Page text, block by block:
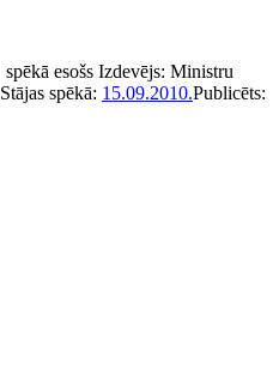
spēkā esošs Izdevējs: Ministru
Stājas spēkā: 15.09.2010.Publicēts: